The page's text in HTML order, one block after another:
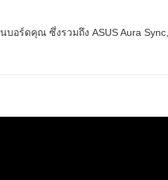
ร์ดคุณ ซึ่งรวมถึง ASUS Aura